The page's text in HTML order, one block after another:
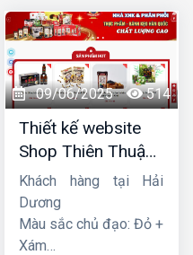
09/06/2025 514
Thiết kế website
Shop Thiên Thuận
Phát
Khách hàng tại Hải
Dương
Màu sắc chủ đạo: Đỏ +
Xám